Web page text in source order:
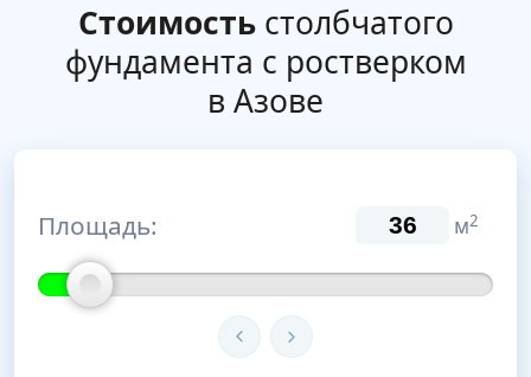
Стоимостьстолбчатого
фундамента с ростверком
в Азове
Площадь: м2